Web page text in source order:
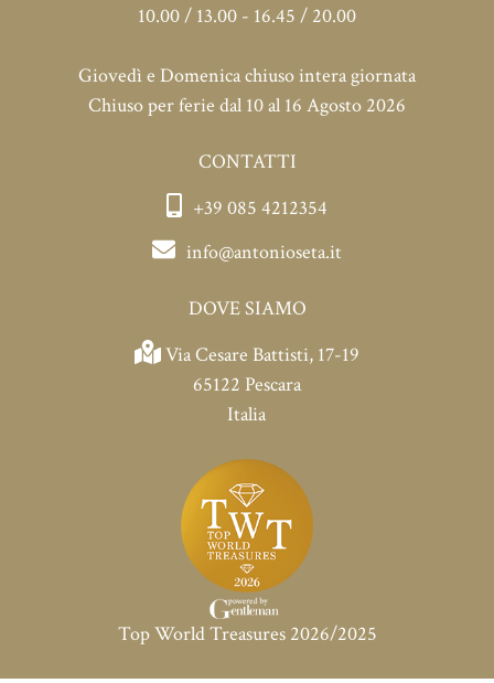
10.00 / 13.00 - 16.45 / 20.00
Giovedì e Domenica chiuso intera giornata
Chiuso per ferie dal 10 al 16 Agosto 2026
CONTATTI
+39 085 4212354
info@antonioseta.it
DOVE SIAMO
Via Cesare Battisti, 17-19
65122 Pescara
Italia
Top World Treasures 2026/2025